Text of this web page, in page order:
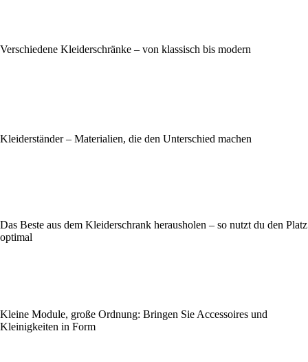
Verschiedene Kleiderschränke – von klassisch bis modern
Kleiderständer – Materialien, die den Unterschied machen
Das Beste aus dem Kleiderschrank herausholen – so nutzt du den Platz
optimal
Kleine Module, große Ordnung: Bringen Sie Accessoires und
Kleinigkeiten in Form